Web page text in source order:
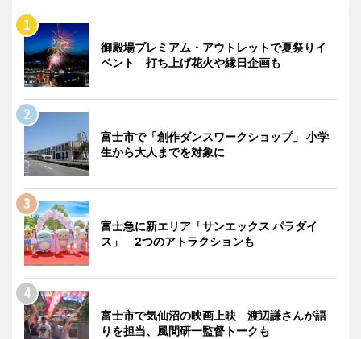
御殿場プレミアム・アウトレットで夏祭りイ
ベント 打ち上げ花火や縁日企画も
富士市で「創作ダンスワークショップ」 小学
生から大人までを対象に
富士急に新エリア「サンエックス パラダイ
ス」 2つのアトラクションも
富士市で気仙沼の映画上映 渡辺謙さんが語
りを担当、風間研一監督トークも